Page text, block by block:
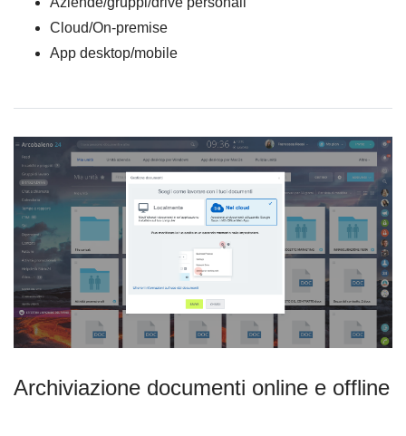
Cloud/On-premise
App desktop/mobile
Archiviazione documenti online e offline